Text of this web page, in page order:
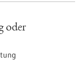
oder